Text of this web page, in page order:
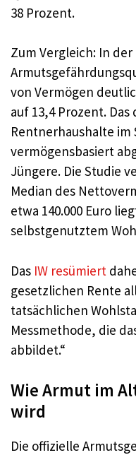
38 Prozent.
Zum Vergleich: In
von Vermögen
auf 13,4 Prozent.
Rentnerhaushalte
vermögensbasiert
Jüngere. Die Studie
Median des
etwa 140.000 Euro
selbstgenutztem
Das IW resümiert
gesetzlichen Rente
tatsächlichen
Messmethode, die
abbildet.“
Wie Armut im
wird
Die offizielle